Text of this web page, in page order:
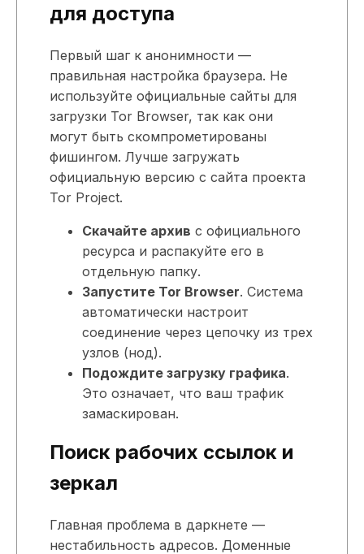
для доступа
Первый шаг к анонимности —
правильная настройка браузера. Не
используйте официальные сайты для
загрузки Tor Browser, так как они
могут быть скомпрометированы
фишингом. Лучше загружать
официальную версию с сайта проекта
Tor Project.
Скачайте архив с официального
ресурса и распакуйте его в
отдельную папку.
Запустите Tor Browser. Система
автоматически настроит
соединение через цепочку из трех
узлов (нод).
Подождите загрузку графика.
Это означает, что ваш трафик
замаскирован.
Поиск рабочих ссылок и
зеркал
Главная проблема в даркнете —
нестабильность адресов. Доменные